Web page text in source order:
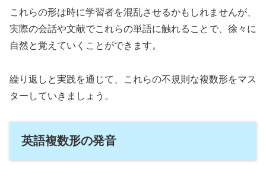
これらの形は時に学習者を混乱させるかもしれませんが、
実際の会話や文献でこれらの単語に触れることで、徐々に
自然と覚えていくことができます。
繰り返しと実践を通じて、これらの不規則な複数形をマス
ターしていきましょう。
英語複数形の発音